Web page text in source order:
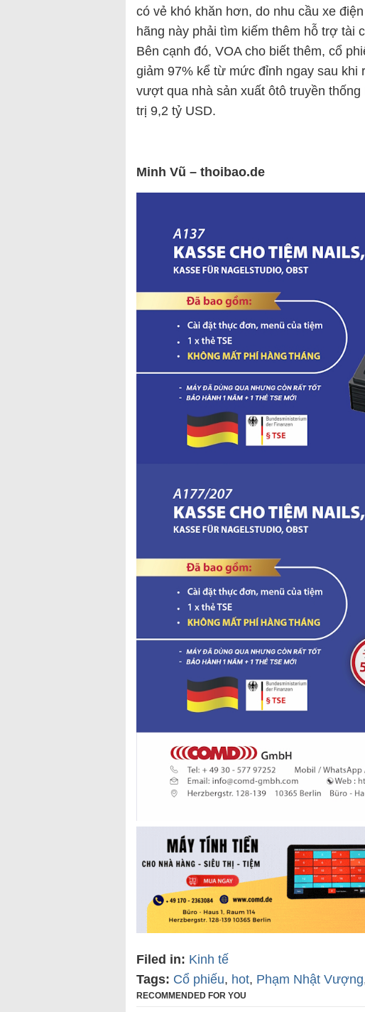
có vẻ khó khăn hơn, do nhu cầu xe
hãng này phải tìm kiếm thêm hỗ trợ tài
Bên cạnh đó, VOA cho biết thêm, cổ
giảm 97% kể từ mức đỉnh ngay sau
vượt qua nhà sản xuất ôtô truyền
trị 9,2 tỷ USD.
Minh Vũ – thoibao.de
Filed in: Kinh tế
Tags: Cổ phiếu, hot, Phạm Nhật Vượng
RECOMMENDED FOR YOU